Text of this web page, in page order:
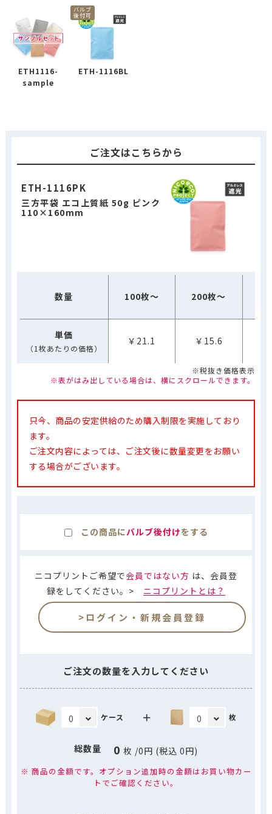
ETH1116-
sample
ETH-1116BL
バルブ
後付可
ご注文はこちらから
ETH-1116PK
三方平袋 エコ上質紙 50g ピンク
110×160mm
数量 100枚～ 200枚～
単価
（1枚あたりの価格）
￥21.1 ￥15.6
※税抜き価格表示
※表がはみ出している場合は、横にスクロールできます。
只今、商品の安定供給のため購入制限を実施しており
ます。
ご注文内容によっては、ご注文後に数量変更をお願い
する場合がございます。
この商品にバルブ後付けをする
ニコプリントご希望で会員ではない方 は、会員登
録をしてください。> ニコプリントとは？
>ログイン・新規会員登録
ご注文の数量を入力してください
ケース ＋ 枚
総数量 0 枚 /0円 (税込 0円)
※ 商品の金額です。オプション追加時の金額はお買い物カー
トでご確認ください。